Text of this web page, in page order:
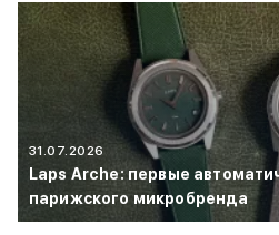
31.07.2026
Laps Arche: первые
парижского микробренда